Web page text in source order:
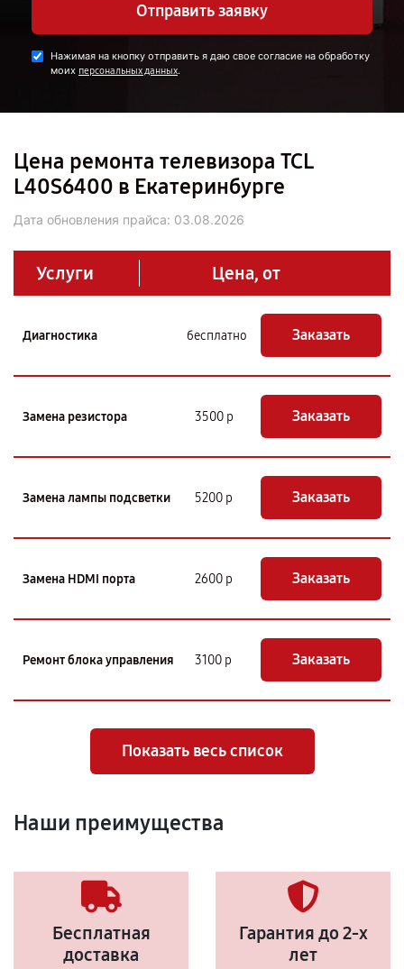
Отправить заявку
Нажимая на кнопку отправить я даю свое согласие на обработку
моих персональных данных.
Цена ремонта телевизора TCL
L40S6400 в Екатеринбурге
Дата обновления прайса: 03.08.2026
Услуги Цена, от
Диагностика бесплатно Заказать
Замена резистора 3500 р Заказать
Замена лампы подсветки 5200 р Заказать
Замена HDMI порта 2600 р Заказать
Ремонт блока управления 3100 р Заказать
Показать весь список
Наши преимущества
Бесплатная
доставка
Гарантия до 2-х
лет